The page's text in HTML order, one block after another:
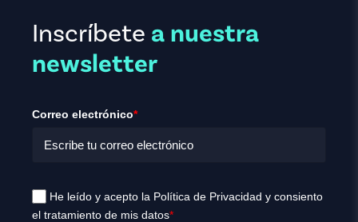
Inscríbete a nuestra
newsletter
Correo electrónico*
He leído y acepto la Política de Privacidad y consiento
el tratamiento de mis datos*